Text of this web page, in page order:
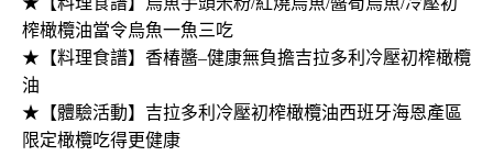
榨橄欖油當令烏魚一魚三吃
★【料理食譜】香椿醬–健康無負擔吉拉多利冷壓初榨橄欖
油
★【體驗活動】吉拉多利冷壓初榨橄欖油西班牙海恩產區
限定橄欖吃得更健康